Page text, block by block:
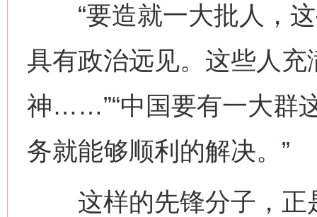
“要造就一大批人，这
具有政治远见。这些人
神……”“中国要有一大群
务就能够顺利的解决。”
这样的先锋分子，正